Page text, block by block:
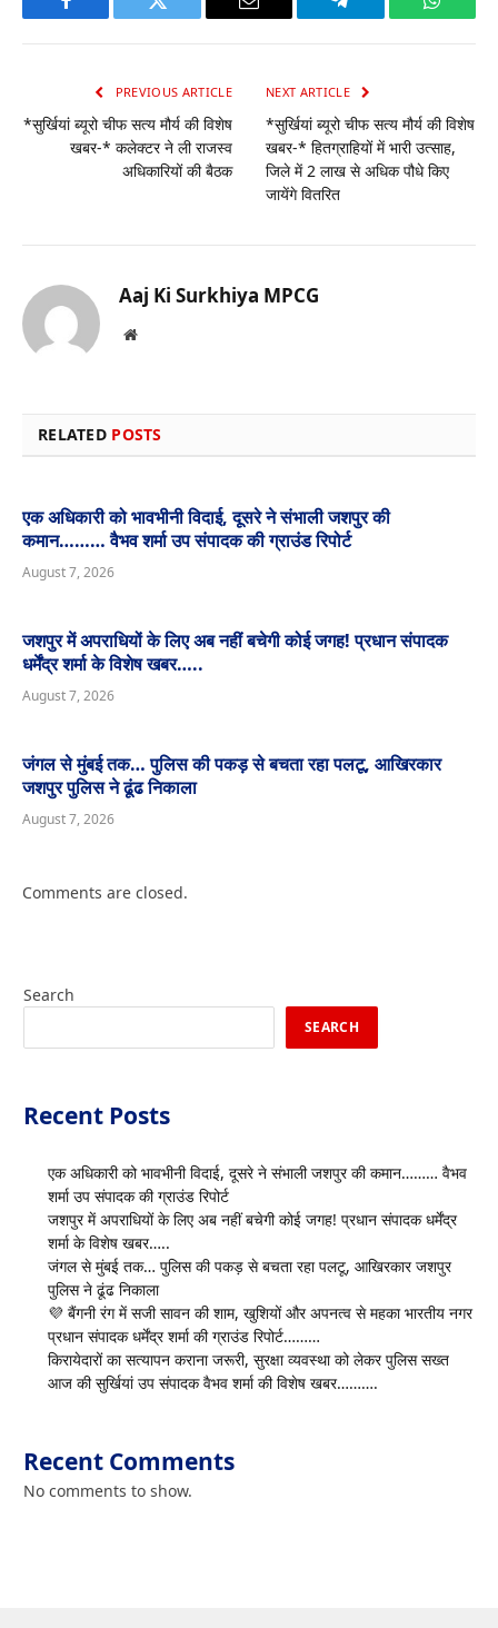
Facebook Twitter Email Telegram
PREVIOUS ARTICLE
*सुर्खियां ब्यूरो चीफ सत्य मौर्य की विशेष
खबर-* कलेक्टर ने ली राजस्व
अधिकारियों की बैठक
NEXT ARTICLE
*सुर्खियां ब्यूरो चीफ सत्य मौर्य की विशेष
खबर-* हितग्राहियों में भारी उत्साह,
जिले में 2 लाख से अधिक पौधे किए
जायेंगे वितरित
Aaj Ki Surkhiya MPCG
Website
RELATED POSTS
एक अधिकारी को भावभीनी विदाई, दूसरे ने संभाली जशपुर की
कमान……… वैभव शर्मा उप संपादक की ग्राउंड रिपोर्ट
August 7, 2026
जशपुर में अपराधियों के लिए अब नहीं बचेगी कोई जगह! प्रधान संपादक
धर्मेंद्र शर्मा के विशेष खबर…..
August 7, 2026
जंगल से मुंबई तक… पुलिस की पकड़ से बचता रहा पलटू, आखिरकार
जशपुर पुलिस ने ढूंढ निकाला
August 7, 2026
Comments are closed.
Search
SEARCH
Recent Posts
एक अधिकारी को भावभीनी विदाई, दूसरे ने संभाली जशपुर की कमान……… वैभव
शर्मा उप संपादक की ग्राउंड रिपोर्ट
जशपुर में अपराधियों के लिए अब नहीं बचेगी कोई जगह! प्रधान संपादक धर्मेंद्र
शर्मा के विशेष खबर…..
जंगल से मुंबई तक… पुलिस की पकड़ से बचता रहा पलटू, आखिरकार जशपुर
पुलिस ने ढूंढ निकाला
💜 बैंगनी रंग में सजी सावन की शाम, खुशियों और अपनत्व से महका भारतीय नगर
प्रधान संपादक धर्मेंद्र शर्मा की ग्राउंड रिपोर्ट………
किरायेदारों का सत्यापन कराना जरूरी, सुरक्षा व्यवस्था को लेकर पुलिस सख्त
आज की सुर्खियां उप संपादक वैभव शर्मा की विशेष खबर……….
Recent Comments
No comments to show.